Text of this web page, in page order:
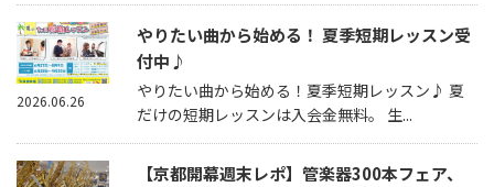
やりたい曲から始める！ 夏季短期レッスン受
付中♪
やりたい曲から始める！夏季短期レッスン♪ 夏
だけの短期レッスンは入会金無料。 生...
2026.06.26
【京都開幕週末レポ】管楽器300本フェア、